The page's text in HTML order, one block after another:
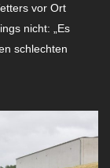
vor Ort
nicht: „Es
schlechten